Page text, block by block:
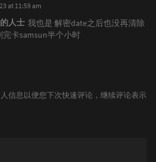
at 11:59 am
人士 我也是 解密date之后也没再清除
完卡samsun半个小时
信息以便您下次快速评论，继续评论表示